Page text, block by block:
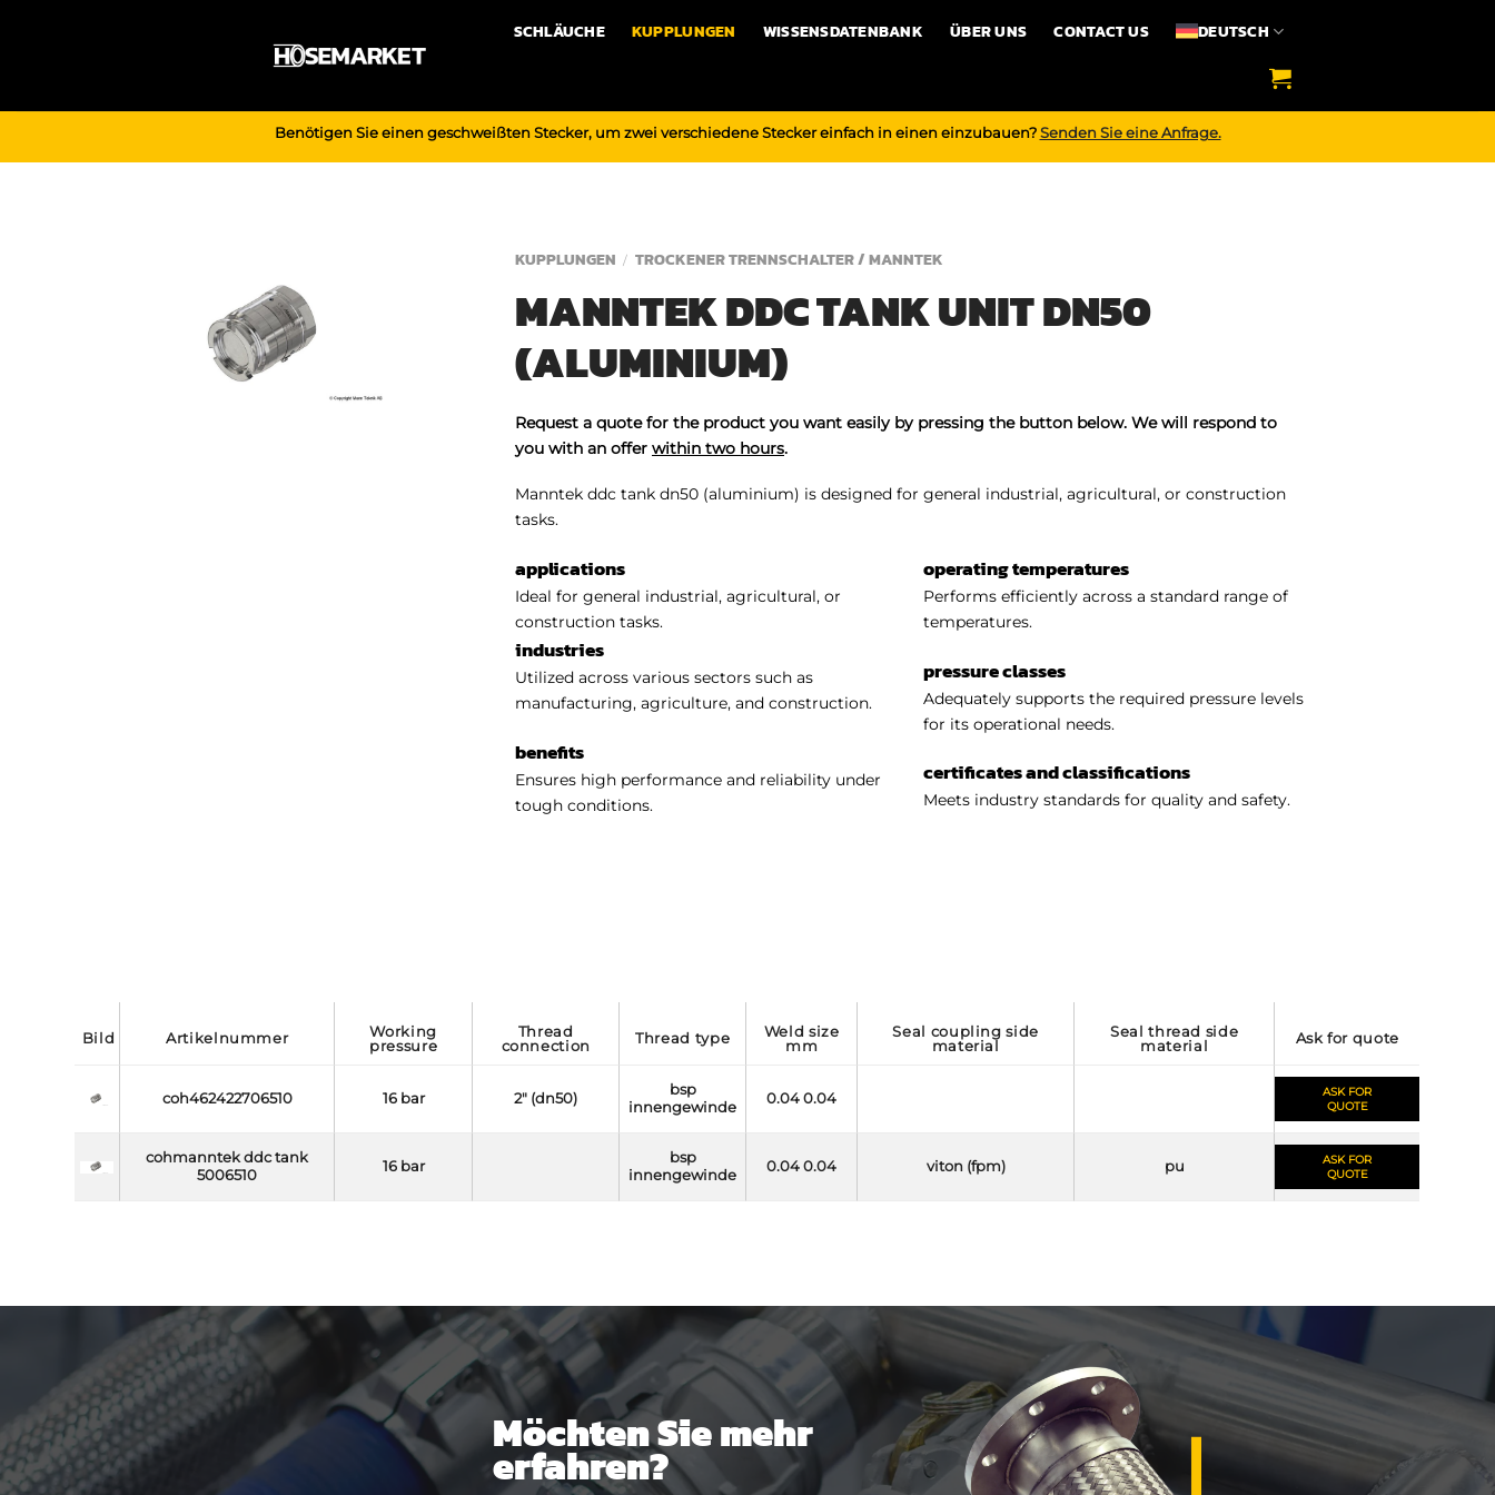
SCHLÄUCHE KUPPLUNGEN WISSENSDATENBANK ÜBER UNS CONTACT US DEUTSCH
Benötigen Sie einen geschweißten Stecker, um zwei verschiedene Stecker einfach in einen einzubauen? Senden Sie eine Anfrage.
KUPPLUNGEN / TROCKENER TRENNSCHALTER / MANNTEK
MANNTEK DDC TANK UNIT DN50
(ALUMINIUM)
Request a quote for the product you want easily by pressing the button below. We will respond to
you with an offer within two hours.
Manntek ddc tank dn50 (aluminium) is designed for general industrial, agricultural, or construction
tasks.
applications
Ideal for general industrial, agricultural, or
construction tasks.
industries
Utilized across various sectors such as
manufacturing, agriculture, and construction.
benefits
Ensures high performance and reliability under
tough conditions.
operating temperatures
Performs efficiently across a standard range of
temperatures.
pressure classes
Adequately supports the required pressure levels
for its operational needs.
certificates and classifications
Meets industry standards for quality and safety.
bild artikelnummer
working
pressure
thread
connection
thread type
weld size
mm
seal coupling side
material
seal thread side
material
ask for quote
coh462422706510 16 bar 2" (dn50)
bsp
innengewinde
0.04 0.04
ASK FOR
QUOTE
cohmanntek ddc tank
5006510
16 bar
bsp
innengewinde
0.04 0.04 viton (fpm) pu
ASK FOR
QUOTE
Möchten Sie mehr
erfahren?